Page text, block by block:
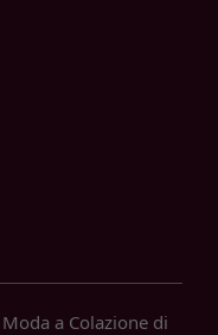
Moda a Colazione di